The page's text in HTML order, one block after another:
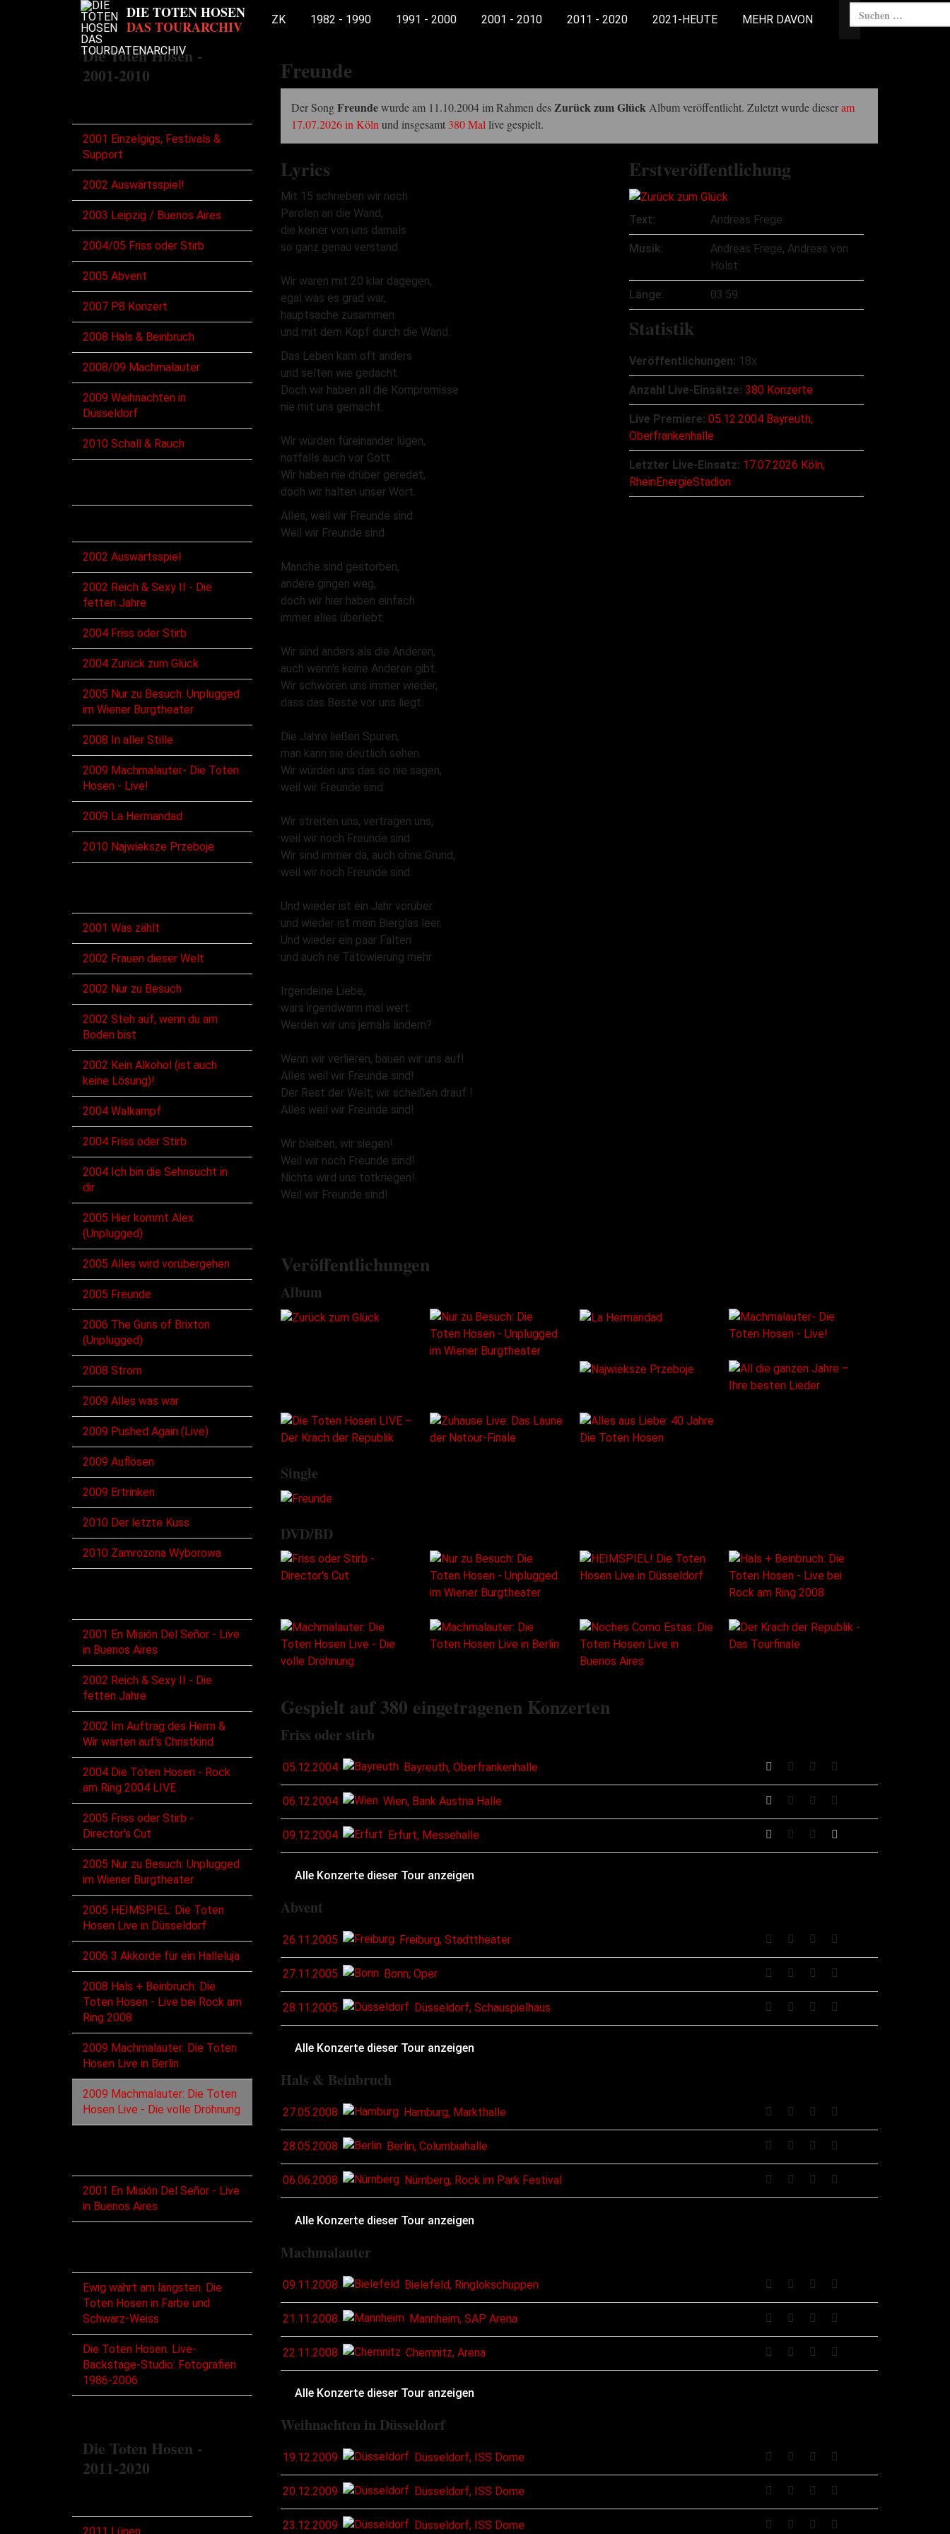
ZK 1982 - 1990 1991 - 2000 2001 - 2010 2011 - 2020 2021-HEUTE MEHR DAVON
Freunde
Der SongFreundewurde am 11.10.2004 im Rahmen desZurück zum Glück Album veröffentlicht. Zuletzt wurde dieseram
17.07.2026 in Köln und insgesamt 380 Mal live gespielt.
Lyrics
Mit 15 schrieben wir noch
Parolen an die Wand,
die keiner von uns damals
so ganz genau verstand.
Wir waren mit 20 klar dagegen,
egal was es grad war,
hauptsache zusammen
und mit dem Kopf durch die Wand.
Das Leben kam oft anders
und selten wie gedacht.
Doch wir haben all die Kompromisse
nie mit uns gemacht.
Wir würden füreinander lügen,
notfalls auch vor Gott.
Wir haben nie drüber geredet,
doch wir halten unser Wort.
Alles, weil wir Freunde sind.
Weil wir Freunde sind.
Manche sind gestorben,
andere gingen weg,
doch wir hier haben einfach
immer alles überlebt.
Wir sind anders als die Anderen,
auch wenn's keine Anderen gibt.
Wir schwören uns immer wieder,
dass das Beste vor uns liegt.
Die Jahre ließen Spuren,
man kann sie deutlich sehen.
Wir würden uns das so nie sagen,
weil wir Freunde sind.
Wir streiten uns, vertragen uns,
weil wir noch Freunde sind.
Wir sind immer da, auch ohne Grund,
weil wir noch Freunde sind.
Und wieder ist ein Jahr vorüber
und wieder ist mein Bierglas leer.
Und wieder ein paar Falten
und auch ne Tätowierung mehr.
Irgendeine Liebe,
wars irgendwann mal wert.
Werden wir uns jemals ändern?
Wenn wir verlieren, bauen wir uns auf!
Alles weil wir Freunde sind!
Der Rest der Welt, wir scheißen drauf !
Alles weil wir Freunde sind!
Wir bleiben, wir siegen!
Weil wir noch Freunde sind!
Nichts wird uns totkriegen!
Weil wir Freunde sind!
Erstveröffentlichung
Text: Andreas Frege
Musik:
Andreas Frege, Andreas von
Holst
Länge: 03:59
Statistik
Veröffentlichungen: 18x
Anzahl Live-Einsätze: 380 Konzerte
Live Premiere: 05.12.2004 Bayreuth,
Oberfrankenhalle
Letzter Live-Einsatz: 17.07.2026 Köln,
RheinEnergieStadion
Veröffentlichungen
Album
Single
DVD/BD
Gespielt auf 380 eingetragenen Konzerten
Friss oder stirb
05.12.2004 Bayreuth, Oberfrankenhalle
06.12.2004 Wien, Bank Austria Halle
09.12.2004 Erfurt, Messehalle
Alle Konzerte dieser Tour anzeigen
Abvent
26.11.2005 Freiburg, Stadttheater
27.11.2005 Bonn, Oper
28.11.2005 Düsseldorf, Schauspielhaus
Alle Konzerte dieser Tour anzeigen
Hals & Beinbruch
27.05.2008 Hamburg, Markthalle
28.05.2008 Berlin, Columbiahalle
06.06.2008 Nürnberg, Rock im Park Festival
Alle Konzerte dieser Tour anzeigen
Machmalauter
09.11.2008 Bielefeld, Ringlokschuppen
21.11.2008 Mannheim, SAP Arena
22.11.2008 Chemnitz, Arena
Alle Konzerte dieser Tour anzeigen
Weihnachten in Düsseldorf
19.12.2009 Düsseldorf, ISS Dome
20.12.2009 Düsseldorf, ISS Dome
23.12.2009 Düsseldorf, ISS Dome
Die Toten Hosen -
2001-2010
2001 Einzelgigs, Festivals &
Support
2002 Auswärtsspiel!
2003 Leipzig / Buenos Aires
2004/05 Friss oder Stirb
2005 Abvent
2007 P8 Konzert
2008 Hals & Beinbruch
2008/09 Machmalauter
2009 Weihnachten in
Düsseldorf
2010 Schall & Rauch
2002 Auswärtsspiel
2002 Reich & Sexy II - Die
fetten Jahre
2004 Friss oder Stirb
2004 Zurück zum Glück
2005 Nur zu Besuch: Unplugged
im Wiener Burgtheater
2008 In aller Stille
2009 Machmalauter- Die Toten
Hosen - Live!
2009 La Hermandad
2010 Najwieksze Przeboje
2001 Was zählt
2002 Frauen dieser Welt
2002 Nur zu Besuch
2002 Steh auf, wenn du am
Boden bist
2002 Kein Alkohol (ist auch
keine Lösung)!
2004 Walkampf
2004 Friss oder Stirb
2004 Ich bin die Sehnsucht in
dir
2005 Hier kommt Alex
(Unplugged)
2005 Alles wird vorübergehen
2005 Freunde
2006 The Guns of Brixton
(Unplugged)
2008 Strom
2009 Alles was war
2009 Pushed Again (Live)
2009 Auflösen
2009 Ertrinken
2010 Der letzte Kuss
2010 Zamrozona Wyborowa
2001 En Misión Del Señor - Live
in Buenos Aires
2002 Reich & Sexy II - Die
fetten Jahre
2002 Im Auftrag des Herrn &
Wir warten auf's Christkind
2004 Die Toten Hosen - Rock
am Ring 2004 LIVE
2005 Friss oder Stirb -
Director's Cut
2005 Nur zu Besuch: Unplugged
im Wiener Burgtheater
2005 HEIMSPIEL: Die Toten
Hosen Live in Düsseldorf
2006 3 Akkorde für ein Halleluja
2008 Hals + Beinbruch: Die
Toten Hosen - Live bei Rock am
Ring 2008
2009 Machmalauter: Die Toten
Hosen Live in Berlin
2009 Machmalauter: Die Toten
Hosen Live - Die volle Dröhnung
2001 En Misión Del Señor - Live
in Buenos Aires
Ewig währt am längsten. Die
Toten Hosen in Farbe und
Schwarz-Weiss
Die Toten Hosen. Live-
Backstage-Studio: Fotografien
1986-2006
Die Toten Hosen -
2011-2020